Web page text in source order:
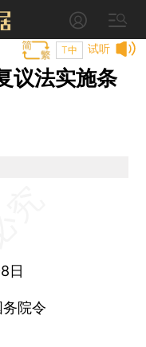
试听
T中
议法实施条
日
院令